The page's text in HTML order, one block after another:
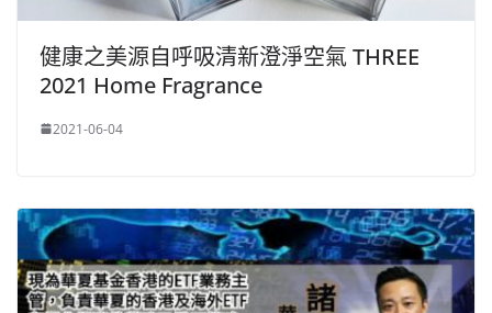
健康之美源自呼吸清新澄淨空氣 THREE
2021 Home Fragrance
2021-06-04